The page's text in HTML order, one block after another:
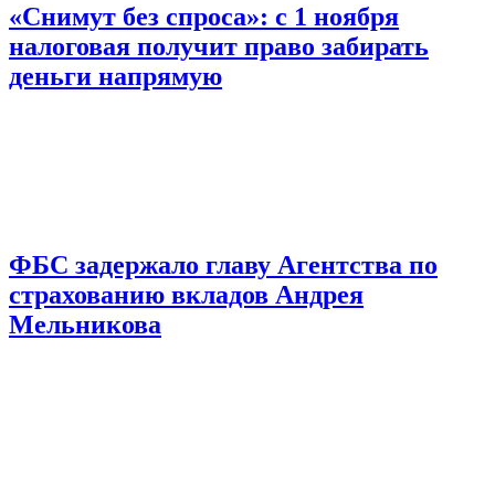
«Снимут без спроса»: с 1 ноября
налоговая получит право забирать
деньги напрямую
ФБС задержало главу Агентства по
страхованию вкладов Андрея
Мельникова